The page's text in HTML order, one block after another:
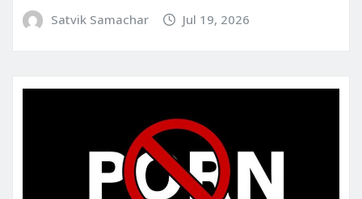
Satvik Samachar Jul 19, 2026